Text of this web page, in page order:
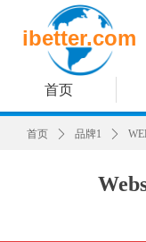
首页
ibetter.com
首页 ꄲ 品牌1 ꄲ